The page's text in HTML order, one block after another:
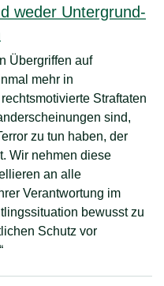
weder Untergrund-
Übergriffen auf
mehr in
Straftaten
sind,
zu tun haben, der
Wir nehmen diese
an alle
Verantwortung im
bewusst zu
Schutz vor